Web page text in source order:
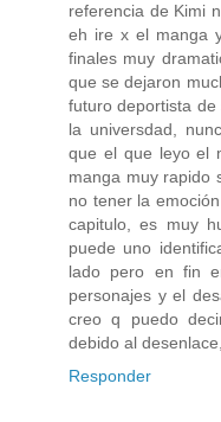
referencia de Kimi
eh ire x el manga
finales muy
que se dejaron
futuro deportista
la universdad,
que el que leyo el
manga muy rapido
no tener la
capitulo, es muy
puede uno
lado pero en fin
personajes y el
creo q puedo
debido al
Responder